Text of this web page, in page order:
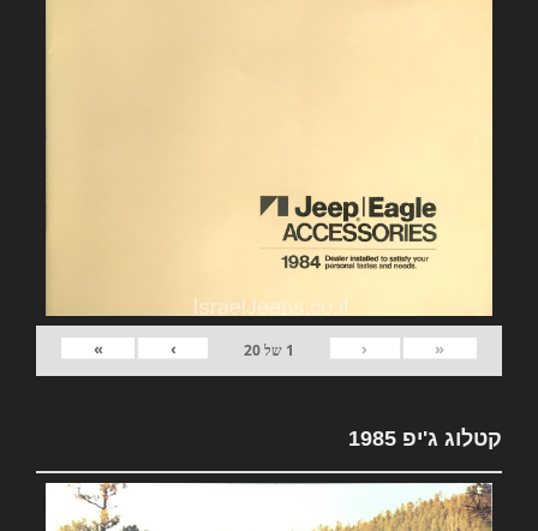
«
‹
1 של20
›
»
קטלוג ג'יפ 1985